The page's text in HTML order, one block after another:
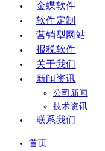
金蝶软件
软件定制
营销型网站
报税软件
关于我们
新闻资讯
公司新闻
技术资讯
联系我们
首页